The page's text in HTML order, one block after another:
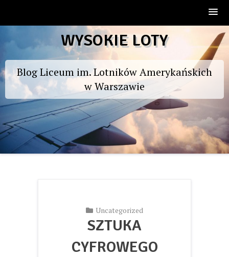
to
WYSOKIE LOTY
Blog Liceum im. Lotników Amerykańskich
w Warszawie
Uncategorized
SZTUKA
CYFROWEGO